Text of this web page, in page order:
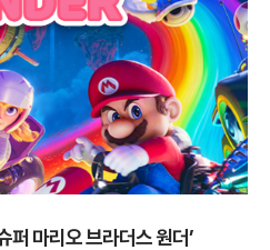
퍼 마리오 브라더스 원더’